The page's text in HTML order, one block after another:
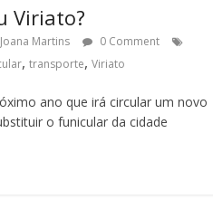
Viriato?
Joana Martins
0 Comment
, transporte, Viriato
ano que irá circular um novo
o funicular da cidade